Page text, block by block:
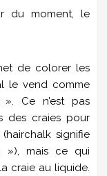
du moment, le
de colorer les
le vend comme
Ce n’est pas
des craies pour
signifie
»), mais ce qui
craie au liquide.